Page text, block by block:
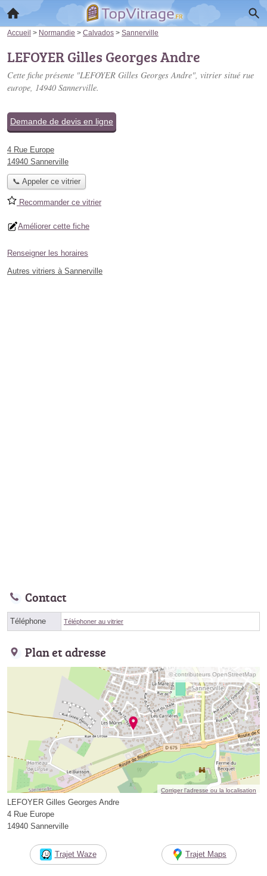
Accueil > Normandie > Calvados > Sannerville
LEFOYER Gilles Georges Andre
Cette fiche présente "LEFOYER Gilles Georges Andre", vitrier situé rue
europe, 14940 Sannerville.
Demande de devis en ligne
4 Rue Europe
14940 Sannerville
📞 Appeler ce vitrier
Recommander ce vitrier
Améliorer cette fiche
Renseigner les horaires
Autres vitriers à Sannerville
Contact
Téléphone Téléphoner au vitrier
Plan et adresse
© contributeurs OpenStreetMap
Corriger l’adresse ou la localisation
LEFOYER Gilles Georges Andre
4 Rue Europe
14940 Sannerville
Trajet Waze Trajet Maps